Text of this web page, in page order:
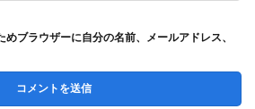
めブラウザーに自分の名前、メールアドレス、